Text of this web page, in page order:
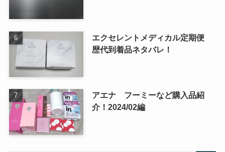
エクセレントメディカル定期便
歴代到着品ネタバレ！
アエナ フーミーなど購入品紹
介！2024/02編